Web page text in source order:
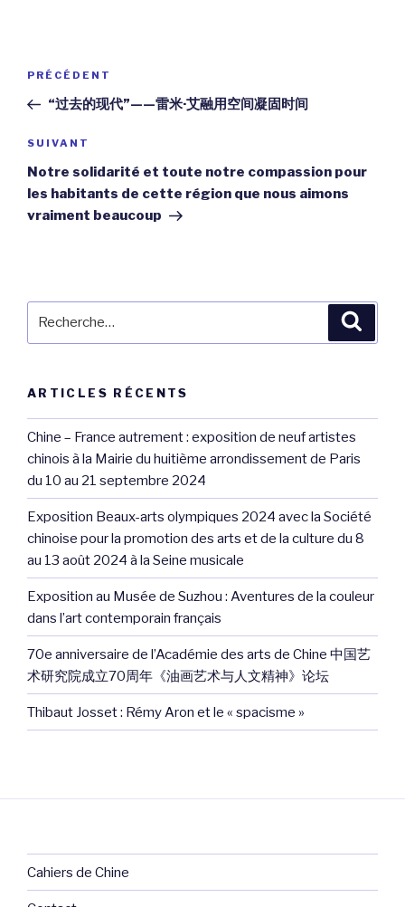
Navigation
l’article
Article
précédent
PRÉCÉDENT
“过去的现代”——雷米·艾融用空间凝固时间
Article
suivant
SUIVANT
Notre solidarité et toute notre compassion pour
les habitants de cette région que nous aimons
vraiment beaucoup
ARTICLES RÉCENTS
Chine – France autrement : exposition de neuf artistes
chinois à la Mairie du huitième arrondissement de Paris
du 10 au 21 septembre 2024
Exposition Beaux-arts olympiques 2024 avec la Société
chinoise pour la promotion des arts et de la culture du 8
au 13 août 2024 à la Seine musicale
Exposition au Musée de Suzhou : Aventures de la couleur
dans l’art contemporain français
70e anniversaire de l’Académie des arts de Chine 中国艺
术研究院成立70周年《油画艺术与人文精神》论坛
Thibaut Josset : Rémy Aron et le « spacisme »
Cahiers de Chine